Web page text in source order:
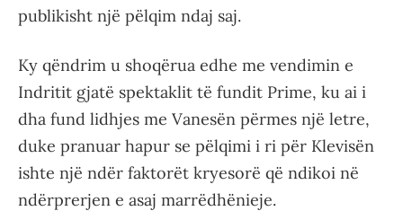
publikisht një pëlqim ndaj saj.
Ky qëndrim u shoqërua edhe me vendimin e
Indritit gjatë spektaklit të fundit Prime, ku ai i
dha fund lidhjes me Vanesën përmes një letre,
duke pranuar hapur se pëlqimi i ri për Klevisën
ishte një ndër faktorët kryesorë që ndikoi në
ndërprerjen e asaj marrëdhënieje.